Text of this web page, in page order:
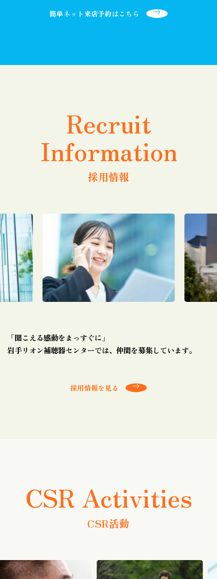
簡単ネット来店予約はこちら
Recruit
Information
採用情報
「聞こえる感動をまっすぐに」
岩手リオン補聴器センターでは、仲間を募集しています。
採用情報を見る
CSR Activities
CSR活動